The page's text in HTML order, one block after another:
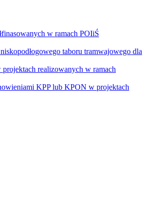
w ramach POIiŚ
taboru tramwajowego dla
realizowanych w ramach
KPP lub KPON w projektach